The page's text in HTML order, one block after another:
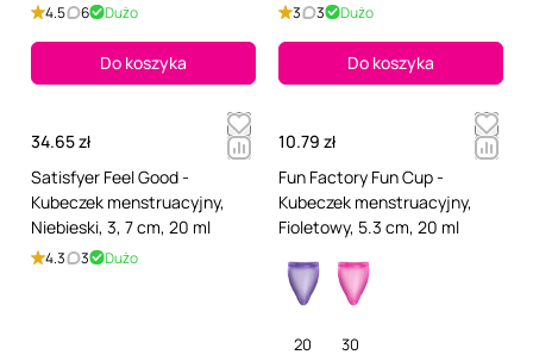
4.5 6 Dużo
Do koszyka
3 3 Dużo
Do koszyka
34.65 zł
Satisfyer Feel Good -
Kubeczek menstruacyjny,
Niebieski, 3, 7 cm, 20 ml
4.3 3 Dużo
10.79 zł
Fun Factory Fun Cup -
Kubeczek menstruacyjny,
Fioletowy, 5.3 cm, 20 ml
20 30